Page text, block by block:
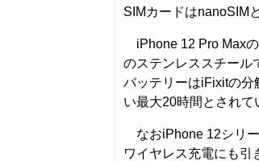
SIMカードはnanoSIM
iPhone 12 Pro Maxの
のステンレススチール
バッテリーはiFixitの分
い最大20時間とされて
なおiPhone 12シリ
ワイヤレス充電にも引